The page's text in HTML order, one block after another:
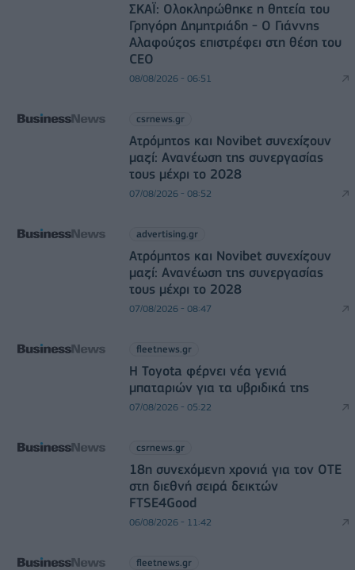
ΣΚΑΪ: Ολοκληρώθηκε η θητεία του
Γρηγόρη Δημητριάδη - Ο Γιάννης
Αλαφούζος επιστρέφει στη θέση του
CEO
08/08/2026 - 06:51
csrnews.gr
Ατρόμητος και Novibet συνεχίζουν
μαζί: Ανανέωση της συνεργασίας
τους μέχρι το 2028
07/08/2026 - 08:52
advertising.gr
Ατρόμητος και Novibet συνεχίζουν
μαζί: Ανανέωση της συνεργασίας
τους μέχρι το 2028
07/08/2026 - 08:47
fleetnews.gr
Η Toyota φέρνει νέα γενιά
μπαταριών για τα υβριδικά της
07/08/2026 - 05:22
csrnews.gr
18η συνεχόμενη χρονιά για τον ΟΤΕ
στη διεθνή σειρά δεικτών
FTSE4Good
06/08/2026 - 11:42
fleetnews.gr